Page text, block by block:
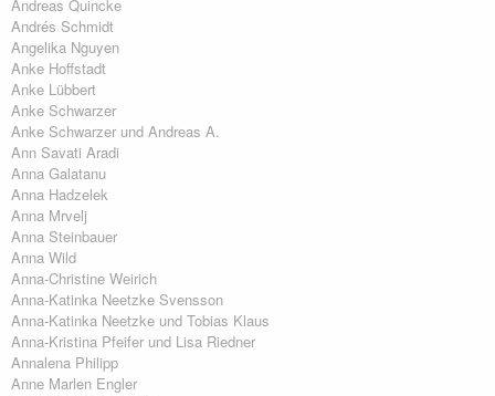
Andreas Quincke
Andrés Schmidt
Angelika Nguyen
Anke Hoffstadt
Anke Lübbert
Anke Schwarzer
Anke Schwarzer und Andreas A.
Ann Savati Aradi
Anna Galatanu
Anna Hadzelek
Anna Mrvelj
Anna Steinbauer
Anna Wild
Anna-Christine Weirich
Anna-Katinka Neetzke Svensson
Anna-Katinka Neetzke und Tobias Klaus
Anna-Kristina Pfeifer und Lisa Riedner
Annalena Philipp
Anne Marlen Engler